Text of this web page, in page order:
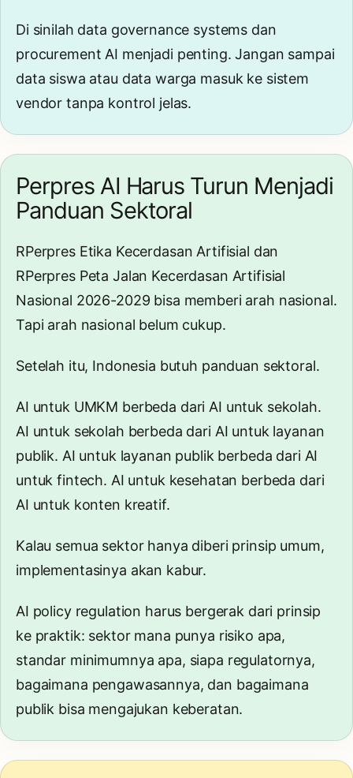
Di sinilah data governance systems dan
procurement AI menjadi penting. Jangan sampai
data siswa atau data warga masuk ke sistem
vendor tanpa kontrol jelas.
Perpres AI Harus Turun Menjadi
Panduan Sektoral
RPerpres Etika Kecerdasan Artifisial dan
RPerpres Peta Jalan Kecerdasan Artifisial
Nasional 2026-2029 bisa memberi arah nasional.
Tapi arah nasional belum cukup.
Setelah itu, Indonesia butuh panduan sektoral.
AI untuk UMKM berbeda dari AI untuk sekolah.
AI untuk sekolah berbeda dari AI untuk layanan
publik. AI untuk layanan publik berbeda dari AI
untuk fintech. AI untuk kesehatan berbeda dari
AI untuk konten kreatif.
Kalau semua sektor hanya diberi prinsip umum,
implementasinya akan kabur.
AI policy regulation harus bergerak dari prinsip
ke praktik: sektor mana punya risiko apa,
standar minimumnya apa, siapa regulatornya,
bagaimana pengawasannya, dan bagaimana
publik bisa mengajukan keberatan.